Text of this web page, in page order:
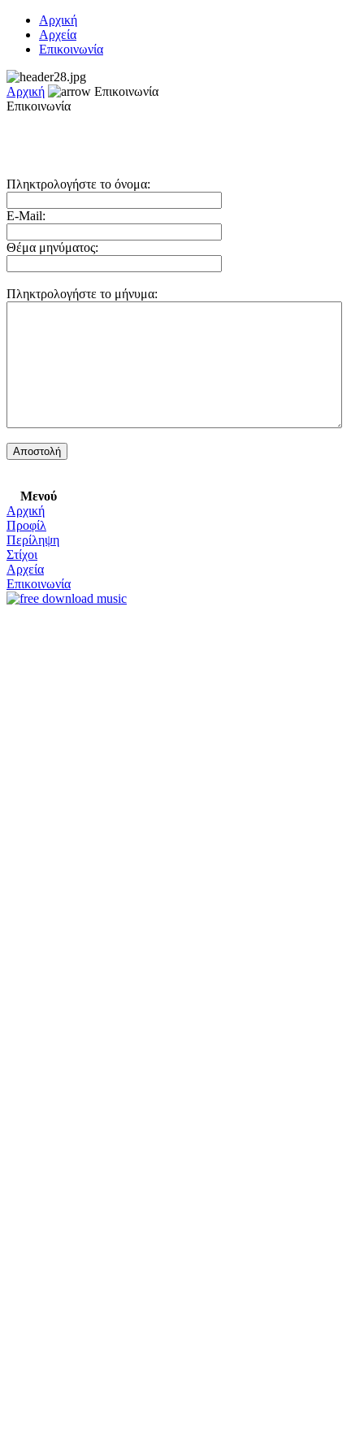
Αρχική
Αρχεία
Επικοινωνία
Αρχική
Επικοινωνία
Επικοινωνία
Πληκτρολογήστε το όνομα:
E-Mail:
Θέμα μηνύματος:
Πληκτρολογήστε το μήνυμα:
Μενού
Αρχική
Προφίλ
Περίληψη
Στίχοι
Αρχεία
Επικοινωνία